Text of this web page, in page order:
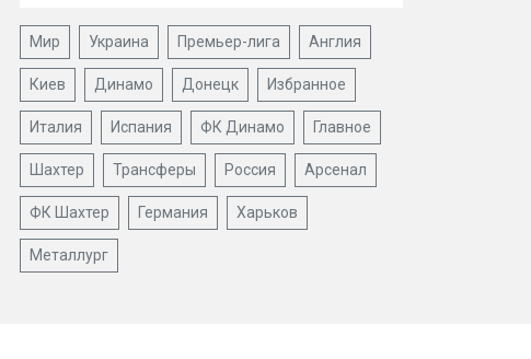
Мир Украина Премьер-лига Англия
Киев Динамо Донецк Избранное
Италия Испания ФК Динамо Главное
Шахтер Трансферы Россия Арсенал
ФК Шахтер Германия Харьков
Металлург